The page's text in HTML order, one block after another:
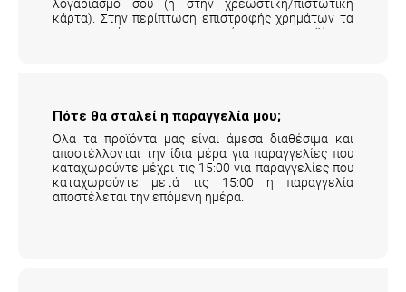
λογαριασμό σου (ή στην χρεωστική/πιστωτική
κάρτα). Στην περίπτωση επιστροφής χρημάτων τα
μεταφορικά της επιστροφής του προϊόντος
Πότε θα σταλεί η παραγγελία μου;
Όλα τα προϊόντα μας είναι άμεσα διαθέσιμα και
αποστέλλονται την ίδια μέρα για παραγγελίες που
καταχωρούντε μέχρι τις 15:00 για παραγγελίες που
καταχωρούντε μετά τις 15:00 η παραγγελία
αποστέλεται την επόμενη ημέρα.